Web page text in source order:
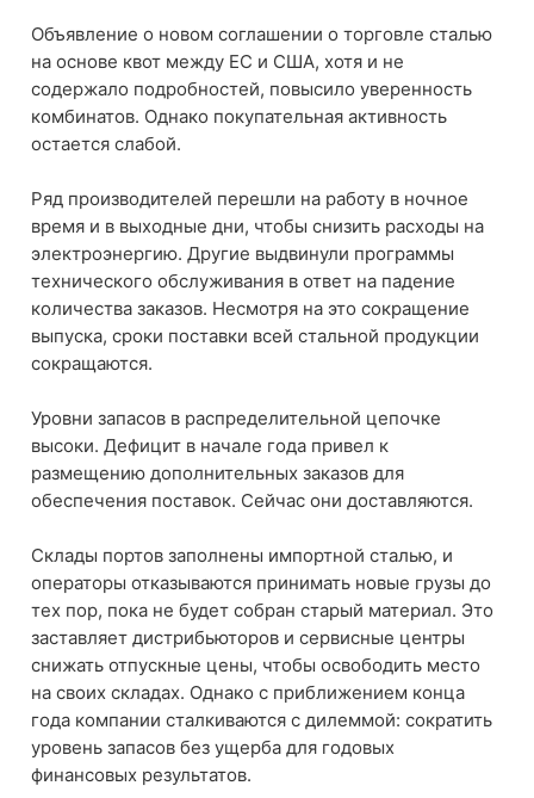
Объявление о новом соглашении о торговле сталью
на основе квот между ЕС и США, хотя и не
содержало подробностей, повысило уверенность
комбинатов. Однако покупательная активность
остается слабой.
Ряд производителей перешли на работу в ночное
время и в выходные дни, чтобы снизить расходы на
электроэнергию. Другие выдвинули программы
технического обслуживания в ответ на падение
количества заказов. Несмотря на это сокращение
выпуска, сроки поставки всей стальной продукции
сокращаются.
Уровни запасов в распределительной цепочке
высоки. Дефицит в начале года привел к
размещению дополнительных заказов для
обеспечения поставок. Сейчас они доставляются.
Склады портов заполнены импортной сталью, и
операторы отказываются принимать новые грузы до
тех пор, пока не будет собран старый материал. Это
заставляет дистрибьюторов и сервисные центры
снижать отпускные цены, чтобы освободить место
на своих складах. Однако с приближением конца
года компании сталкиваются с дилеммой: сократить
уровень запасов без ущерба для годовых
финансовых результатов.